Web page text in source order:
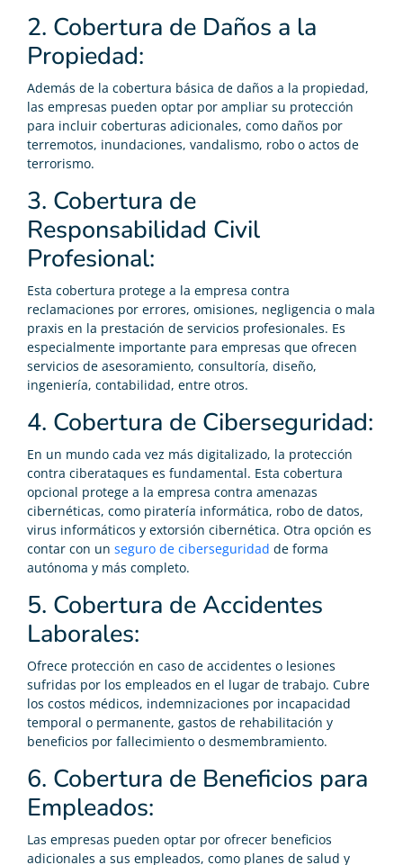
2. Cobertura de Daños a la
Propiedad:
Además de la cobertura básica de daños a la propiedad,
las empresas pueden optar por ampliar su protección
para incluir coberturas adicionales, como daños por
terremotos, inundaciones, vandalismo, robo o actos de
terrorismo.
3. Cobertura de
Responsabilidad Civil
Profesional:
Esta cobertura protege a la empresa contra
reclamaciones por errores, omisiones, negligencia o mala
praxis en la prestación de servicios profesionales. Es
especialmente importante para empresas que ofrecen
servicios de asesoramiento, consultoría, diseño,
ingeniería, contabilidad, entre otros.
4. Cobertura de Ciberseguridad:
En un mundo cada vez más digitalizado, la protección
contra ciberataques es fundamental. Esta cobertura
opcional protege a la empresa contra amenazas
cibernéticas, como piratería informática, robo de datos,
virus informáticos y extorsión cibernética. Otra opción es
contar con un seguro de ciberseguridad de forma
autónoma y más completo.
5. Cobertura de Accidentes
Laborales:
Ofrece protección en caso de accidentes o lesiones
sufridas por los empleados en el lugar de trabajo. Cubre
los costos médicos, indemnizaciones por incapacidad
temporal o permanente, gastos de rehabilitación y
beneficios por fallecimiento o desmembramiento.
6. Cobertura de Beneficios para
Empleados:
Las empresas pueden optar por ofrecer beneficios
adicionales a sus empleados, como planes de salud y